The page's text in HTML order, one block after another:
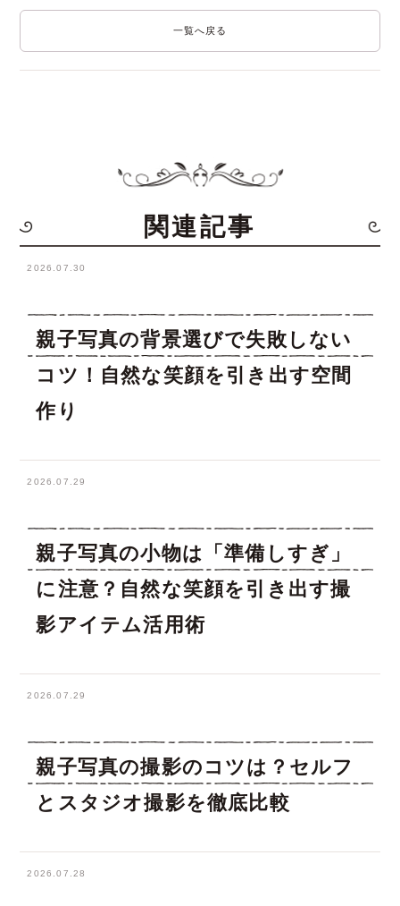
一覧へ戻る
関連記事
2026.07.30
親子写真の背景選びで失敗しない
コツ！自然な笑顔を引き出す空間
作り
2026.07.29
親子写真の小物は「準備しすぎ」
に注意？自然な笑顔を引き出す撮
影アイテム活用術
2026.07.29
親子写真の撮影のコツは？セルフ
とスタジオ撮影を徹底比較
2026.07.28